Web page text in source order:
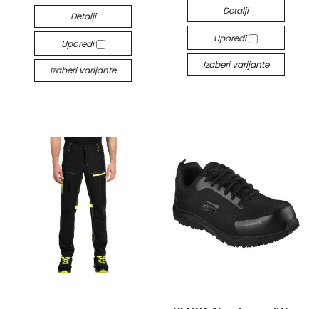
Detalji
Uporedi
Izaberi varijante
Detalji
Uporedi
Izaberi varijante